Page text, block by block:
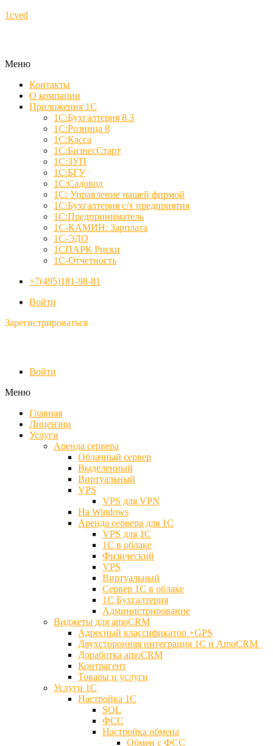
1cved
Меню
Контакты
О компании
Приложения 1С
1С:Бухгалтерия 8.3
1С:Розница 8
1С:Касса
1С:БизнесСтарт
1С:ЗУП
1С:БГУ
1С:Садовод
1С: Управление нашей фирмой
1С:Бухгалтерия с/х предприятия
1С:Предприниматель
1С-КАМИН: Зарплата
1С-ЭДО
1СПАРК Риски
1С-Отчетность
+7(495)181-98-81
Войти
Зарегистрироваться
Войти
Меню
Главная
Лицензии
Услуги
Аренда сервера
Облачный сервер
Выделенный
Виртуальный
VPS
VPS для VPN
На Windows
Аренда сервера для 1С
VPS для 1С
1С в облаке
Физический
VPS
Виртуальный
Сервер 1С в облаке
1С Бухгалтерия
Администрирование
Виджеты для amoCRM
Адресный классификатор +GPS
Двухсторонняя интеграция 1С и AmoCRM
Доработка amoCRM
Контрагент
Товары и услуги
Услуги 1С
Настройка 1С
SQL
ФСС
Настройка обмена
Обмен с ФСС